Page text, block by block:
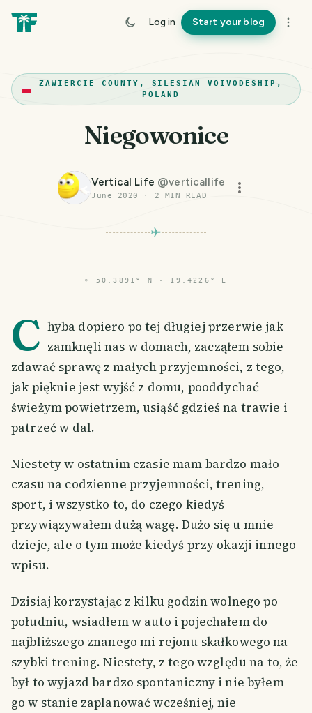
Log in Start your blog
ZAWIERCIE COUNTY, SILESIAN VOIVODESHIP,
POLAND
Niegowonice
Vertical Life @verticallife
June 2020 · 2 MIN READ
⌖ 50.3891° N · 19.4226° E
C hyba dopiero po tej długiej przerwie jak
zamknęli nas w domach, zacząłem sobie
zdawać sprawę z małych przyjemności, z tego,
jak pięknie jest wyjść z domu, pooddychać
świeżym powietrzem, usiąść gdzieś na trawie i
patrzeć w dal.
Niestety w ostatnim czasie mam bardzo mało
czasu na codzienne przyjemności, trening,
sport, i wszystko to, do czego kiedyś
przywiązywałem dużą wagę. Dużo się u mnie
dzieje, ale o tym może kiedyś przy okazji innego
wpisu.
Dzisiaj korzystając z kilku godzin wolnego po
południu, wsiadłem w auto i pojechałem do
najbliższego znanego mi rejonu skałkowego na
szybki trening. Niestety, z tego względu na to, że
był to wyjazd bardzo spontaniczny i nie byłem
go w stanie zaplanować wcześniej, nie